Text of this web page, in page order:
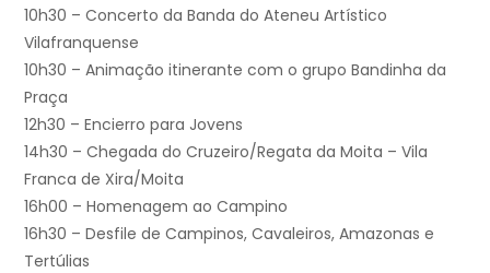
10h30 – Concerto da Banda do Ateneu Artístico
Vilafranquense
10h30 – Animação itinerante com o grupo Bandinha da
Praça
12h30 – Encierro para Jovens
14h30 – Chegada do Cruzeiro/Regata da Moita – Vila
Franca de Xira/Moita
16h00 – Homenagem ao Campino
16h30 – Desfile de Campinos, Cavaleiros, Amazonas e
Tertúlias